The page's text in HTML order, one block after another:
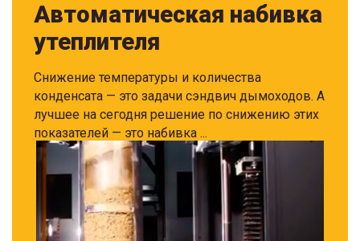
Автоматическая набивка
утеплителя
Снижение температуры и количества
конденсата — это задачи сэндвич дымоходов. А
лучшее на сегодня решение по снижению этих
показателей — это набивка ...